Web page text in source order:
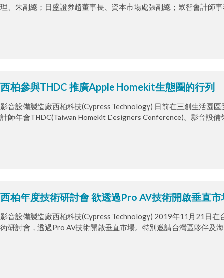
理、朱副總；日盛證券趙董事長、資本市場處張副總；眾智會計師
西柏參與THDC 推廣Apple Homekit生態圈的行列
影音設備製造廠西柏科技(Cypress Technology) 日前在三創生活園
計師年會THDC(Taiwan Homekit Designers Conference)。影音設備
西柏年度技術研討會 欲透過Pro AV技術開啟垂直市
影音設備製造廠西柏科技(Cypress Technology) 2019年11月21日在
術研討會，透過Pro AV技術開啟垂直市場。特別邀請台灣區夥伴及